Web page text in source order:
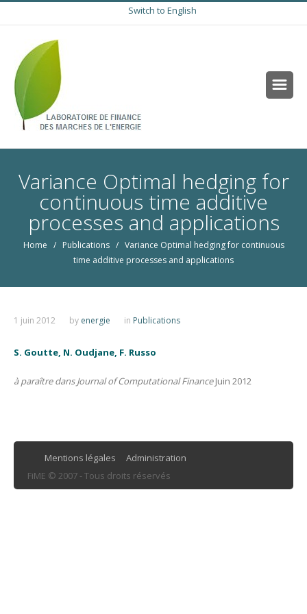
Switch to English
Variance Optimal hedging for
continuous time additive
processes and applications
Home / Publications/ Variance Optimal hedging for continuous
time additive processes and applications
1 juin 2012 by energie in Publications
S. Goutte, N. Oudjane, F. Russo
à paraître dans Journal of Computational FinanceJuin 2012
Mentions légales
Administration
FiME © 2007 - Tous droits réservés